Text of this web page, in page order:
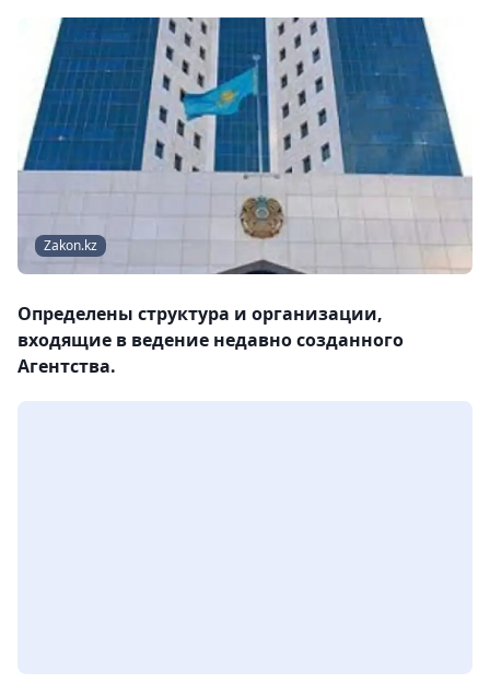
Zakon.kz
Определены структура и организации,
входящие в ведение недавно созданного
Агентства.